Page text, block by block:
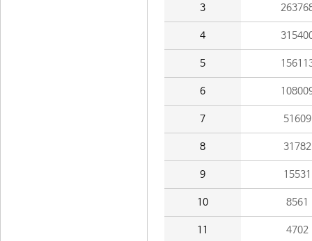
3
4
5
6
7 51609
8 31782
9 15531
10 8561
11 4702